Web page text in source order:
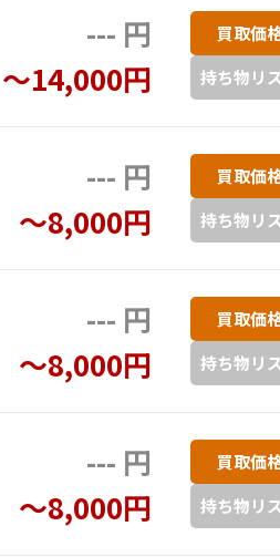
--- 円
～14,000円
買取価
持ち物リ
--- 円
～8,000円
買取価
持ち物リ
--- 円
～8,000円
買取価
持ち物リ
--- 円
～8,000円
買取価
持ち物リ